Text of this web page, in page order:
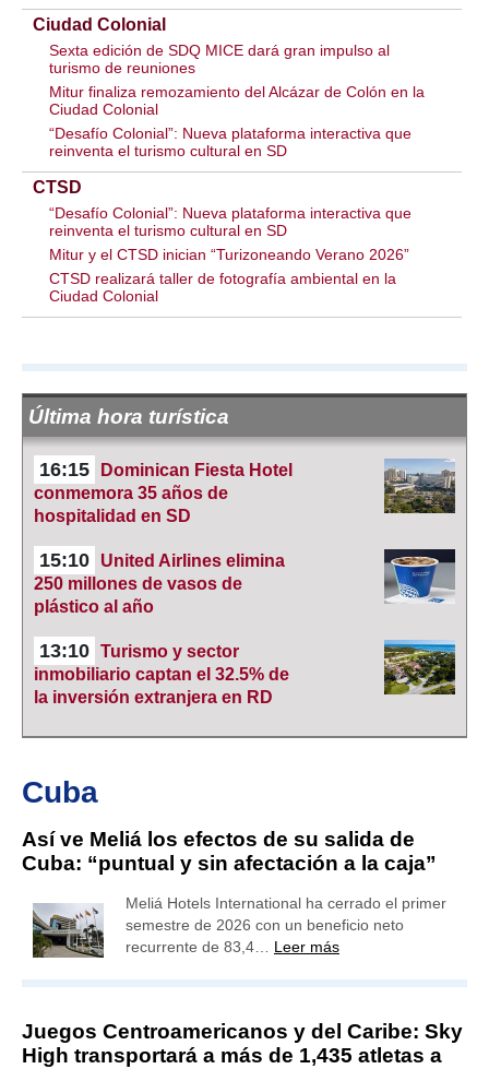
Ciudad Colonial
Sexta edición de SDQ MICE dará gran impulso al
turismo de reuniones
Mitur finaliza remozamiento del Alcázar de Colón en la
Ciudad Colonial
“Desafío Colonial”: Nueva plataforma interactiva que
reinventa el turismo cultural en SD
CTSD
“Desafío Colonial”: Nueva plataforma interactiva que
reinventa el turismo cultural en SD
Mitur y el CTSD inician “Turizoneando Verano 2026”
CTSD realizará taller de fotografía ambiental en la
Ciudad Colonial
Última hora turística
16:15
Dominican Fiesta Hotel
conmemora 35 años de
hospitalidad en SD
15:10
United Airlines elimina
250 millones de vasos de
plástico al año
13:10 Turismo y sector
inmobiliario captan el 32.5% de
la inversión extranjera en RD
Cuba
Así ve Meliá los efectos de su salida de
Cuba: “puntual y sin afectación a la caja”
Meliá Hotels International ha cerrado el primer
semestre de 2026 con un beneficio neto
recurrente de 83,4… Leer más
Juegos Centroamericanos y del Caribe: Sky
High transportará a más de 1,435 atletas a